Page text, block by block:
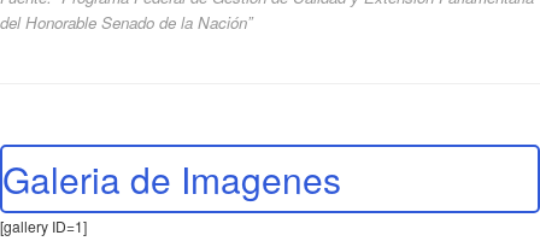
del Honorable Senado de la Nación”
Galeria de Imagenes
[gallery ID=1]